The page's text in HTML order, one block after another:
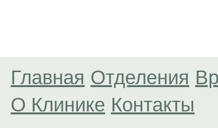
Главная Отделения
О Клинике Контакты